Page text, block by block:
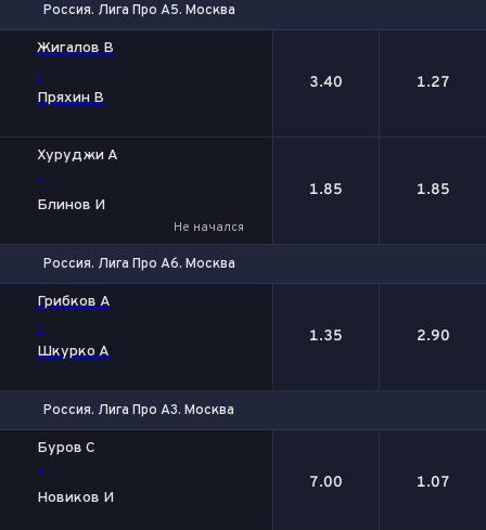
Россия. Лига Про А5. Москва
Жигалов В
-
Пряхин В
3.40 1.27
Хуруджи А
-
Блинов И
Не начался
1.85 1.85
Россия. Лига Про А6. Москва
Грибков А
-
Шкурко А
1.35 2.90
Россия. Лига Про А3. Москва
Буров С
-
Новиков И
7.00 1.07